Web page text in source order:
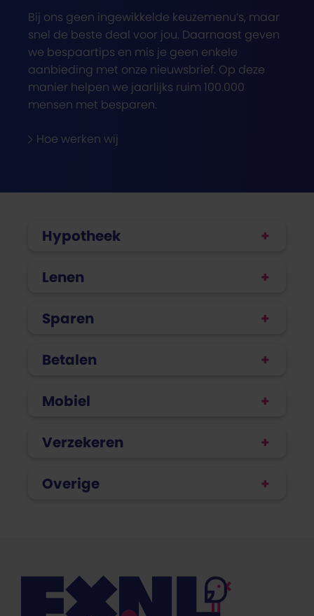
Bij ons geen ingewikkelde keuzemenu’s, maar
snel de beste deal voor jou. Daarnaast geven
we bespaartips en mis je geen enkele
aanbieding met onze nieuwsbrief. Op deze
manier helpen we jaarlijks ruim 100.000
mensen met besparen.
Hoe werken wij
Hypotheek
Lenen
Sparen
Betalen
Mobiel
Verzekeren
Overige